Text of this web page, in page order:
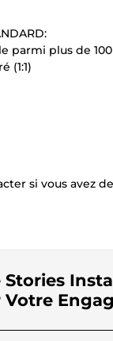
parmi plus de
(1:1)
si vous avez
Stories
Votre